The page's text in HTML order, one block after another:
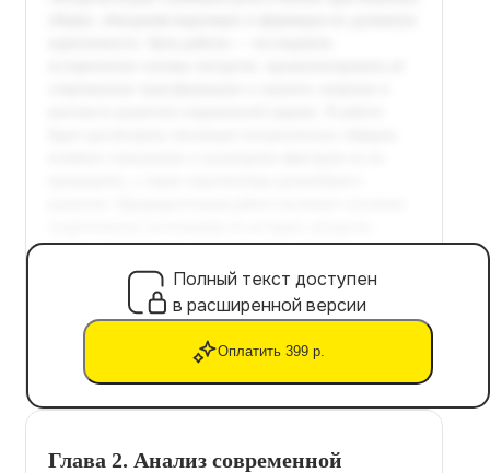
Полный текст доступен
в расширенной версии
Оплатить 399 р.
Глава 2. Анализ современной